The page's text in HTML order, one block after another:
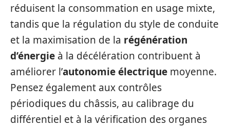
réduisent la consommation en usage mixte,
tandis que la régulation du style de conduite
et la maximisation de la régénération
d’énergie à la décélération contribuent à
améliorer l’autonomie électrique moyenne.
Pensez également aux contrôles
périodiques du châssis, au calibrage du
différentiel et à la vérification des organes